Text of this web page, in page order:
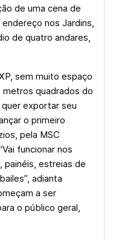
de uma cena de
nos Jardins,
de quatro andares,
sem muito espaço
metros quadrados do
quer exportar seu
o primeiro
pela MSC
funcionar nos
estreias de
adianta
a ser
o público geral,